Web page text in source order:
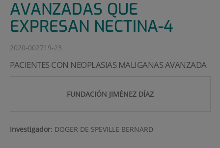
AVANZADAS QUE
EXPRESAN NECTINA-4
2020-002719-23
PACIENTES CON NEOPLASIAS MALIGANAS AVANZADA
FUNDACIÓN JIMÉNEZ DÍAZ
Investigador: DOGER DE SPEVILLE BERNARD